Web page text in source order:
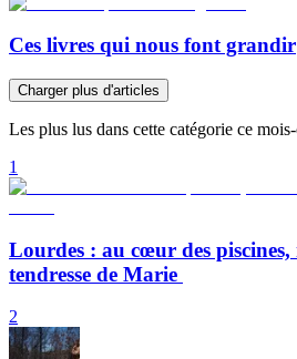
Ces livres qui nous font grandir
Charger plus d'articles
Les plus lus dans cette catégorie ce
1
Lourdes : au cœur des piscines,
tendresse de Marie
2